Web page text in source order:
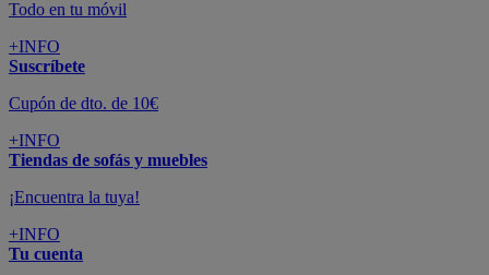
Todo en tu móvil
+INFO
Suscríbete
Cupón de dto. de 10€
+INFO
Tiendas de sofás y muebles
¡Encuentra la tuya!
+INFO
Tu cuenta